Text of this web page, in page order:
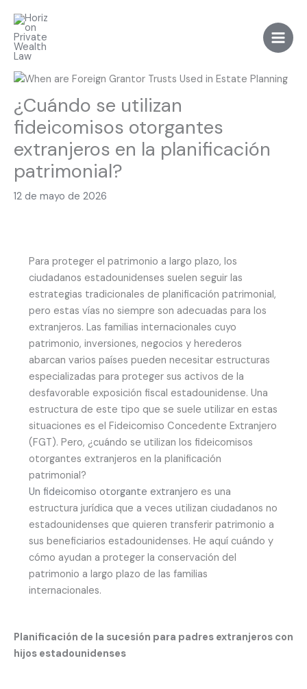
content
¿Cuándo se utilizan
fideicomisos otorgantes
extranjeros en la planificación
patrimonial?
12 de mayo de 2026
Para proteger el patrimonio a largo plazo, los
ciudadanos estadounidenses suelen seguir las
estrategias tradicionales de planificación patrimonial,
pero estas vías no siempre son adecuadas para los
extranjeros. Las familias internacionales cuyo
patrimonio, inversiones, negocios y herederos
abarcan varios países pueden necesitar estructuras
especializadas para proteger sus activos de la
desfavorable exposición fiscal estadounidense. Una
estructura de este tipo que se suele utilizar en estas
situaciones es el Fideicomiso Concedente Extranjero
(FGT). Pero, ¿cuándo se utilizan los fideicomisos
otorgantes extranjeros en la planificación
patrimonial?
Un fideicomiso otorgante extranjero es una
estructura jurídica que a veces utilizan ciudadanos no
estadounidenses que quieren transferir patrimonio a
sus beneficiarios estadounidenses. He aquí cuándo y
cómo ayudan a proteger la conservación del
patrimonio a largo plazo de las familias
internacionales.
Planificación de la sucesión para padres extranjeros con
hijos estadounidenses